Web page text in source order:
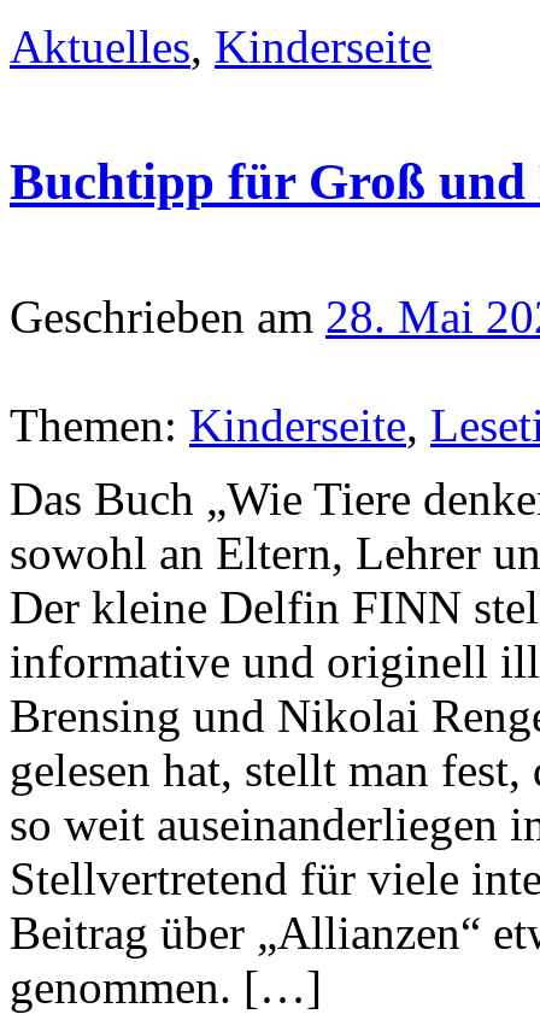
Aktuelles, Kinderseite
Buchtipp für Groß
Geschrieben am 28. Mai
Themen: Kinderseite,
Das Buch „Wie Tiere
sowohl an Eltern, Lehrer
Der kleine Delfin FINN
informative und originell
Brensing und Nikolai
gelesen hat, stellt man
so weit auseinanderliegen
Stellvertretend für viele
Beitrag über „Allianzen“
genommen. […]